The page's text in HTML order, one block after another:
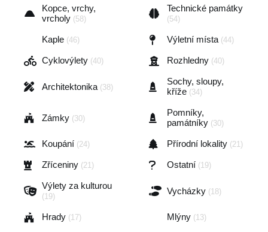
Kopce, vrchy,
vrcholy (58)
Technické památky
(54)
Kaple (46) Výletní místa (44)
Cyklovýlety (40) Rozhledny (40)
Architektonika (38)
Sochy, sloupy,
kříže (34)
Zámky (30)
Pomníky,
památníky (30)
Koupání (24) Přírodní lokality (21)
Zříceniny (21) Ostatní (19)
Výlety za kulturou
(19)
Vycházky (18)
Hrady (17) Mlýny (13)